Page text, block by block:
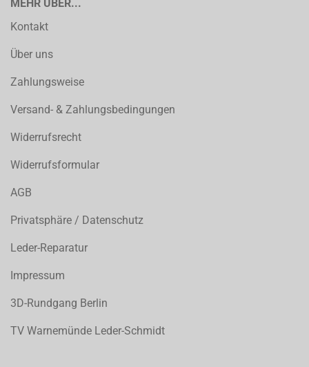
MEHR ÜBER...
Kontakt
Über uns
Zahlungsweise
Versand- & Zahlungsbedingungen
Widerrufsrecht
Widerrufsformular
AGB
Privatsphäre / Datenschutz
Leder-Reparatur
Impressum
3D-Rundgang Berlin
TV Warnemünde Leder-Schmidt